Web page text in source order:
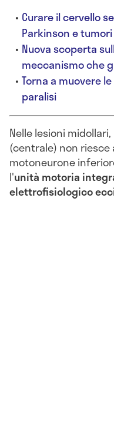
Curare il cervello
Parkinson e
Nuova scoperta
meccanismo che
Torna a muovere
paralisi
Nelle lesioni
(centrale) non
motoneurone
l'unità motoria
elettrofisiologico